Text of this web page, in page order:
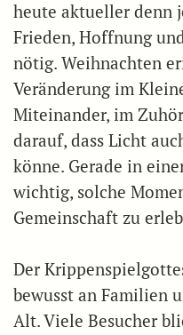
heute aktueller denn
Frieden, Hoffnung
nötig. Weihnachten
Veränderung im
Miteinander, im
darauf, dass Licht
könne. Gerade in
wichtig, solche
Gemeinschaft zu
Der
bewusst an Familien
Alt. Viele Besucher